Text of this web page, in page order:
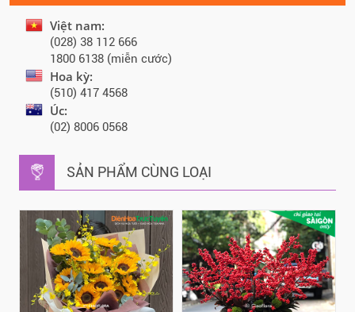
Việt nam:
(028) 38 112 666
1800 6138 (miễn cước)
Hoa kỳ:
(510) 417 4568
Úc:
(02) 8006 0568
SẢN PHẨM CÙNG LOẠI